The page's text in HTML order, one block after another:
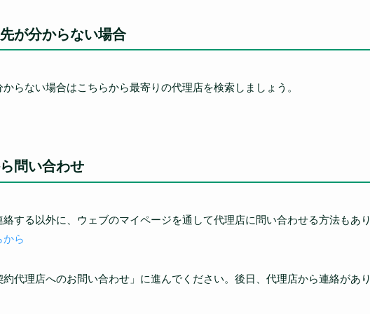
が分からない場合
らない場合はこちらから最寄りの代理店を検索しましょう。
問い合わせ
する以外に、ウェブのマイページを通して代理店に問い合わせる方法もあり
から
代理店へのお問い合わせ」に進んでください。後日、代理店から連絡があり